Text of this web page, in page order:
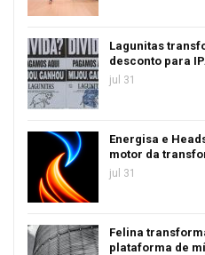
Lagunitas
desconto para
jul 31
Energisa e
motor da
jul 31
Felina
plataforma de